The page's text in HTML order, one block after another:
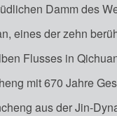
Damm des
eines der zehn
Flusses in
mit 670 Jahre
aus der Jin-